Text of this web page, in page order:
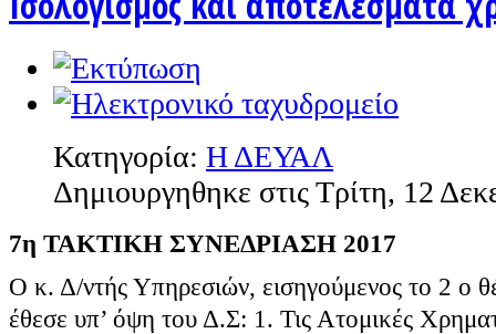
Κατηγορία: Η ΔΕΥΑΛ
Δημιουργηθηκε στις Τρίτη, 12
7η ΤΑΚΤΙΚΗ ΣΥΝΕΔΡΙΑΣΗ 2017
Ο κ. Δ/ντής Υπηρεσιών, εισηγούμενος το 2 ο
έθεσε υπ’ όψη του Δ.Σ: 1. Τις Ατομικές